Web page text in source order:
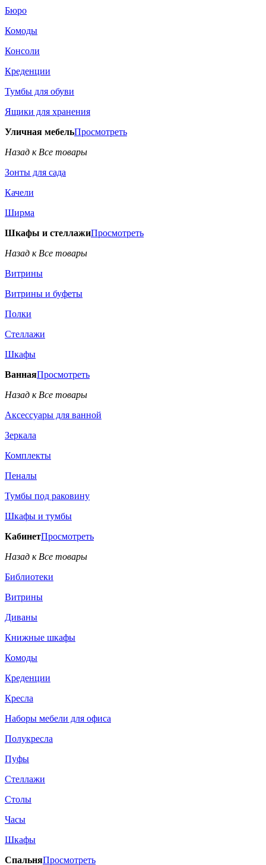
Бюро
Комоды
Консоли
Креденции
Тумбы для обуви
Ящики для хранения
Уличная мебельПросмотреть
Назад к Все товары
Зонты для сада
Качели
Ширма
Шкафы и стеллажиПросмотреть
Назад к Все товары
Витрины
Витрины и буфеты
Полки
Стеллажи
Шкафы
ВаннаяПросмотреть
Назад к Все товары
Аксессуары для ванной
Зеркала
Комплекты
Пеналы
Тумбы под раковину
Шкафы и тумбы
КабинетПросмотреть
Назад к Все товары
Библиотеки
Витрины
Диваны
Книжные шкафы
Комоды
Креденции
Кресла
Наборы мебели для офиса
Полукресла
Пуфы
Стеллажи
Столы
Часы
Шкафы
СпальняПросмотреть